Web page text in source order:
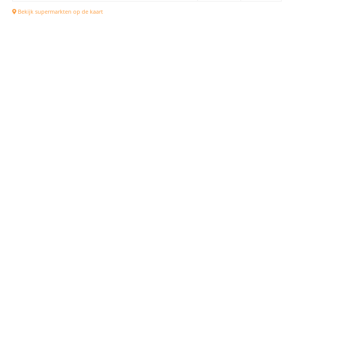
Bekijk supermarkten op de kaart